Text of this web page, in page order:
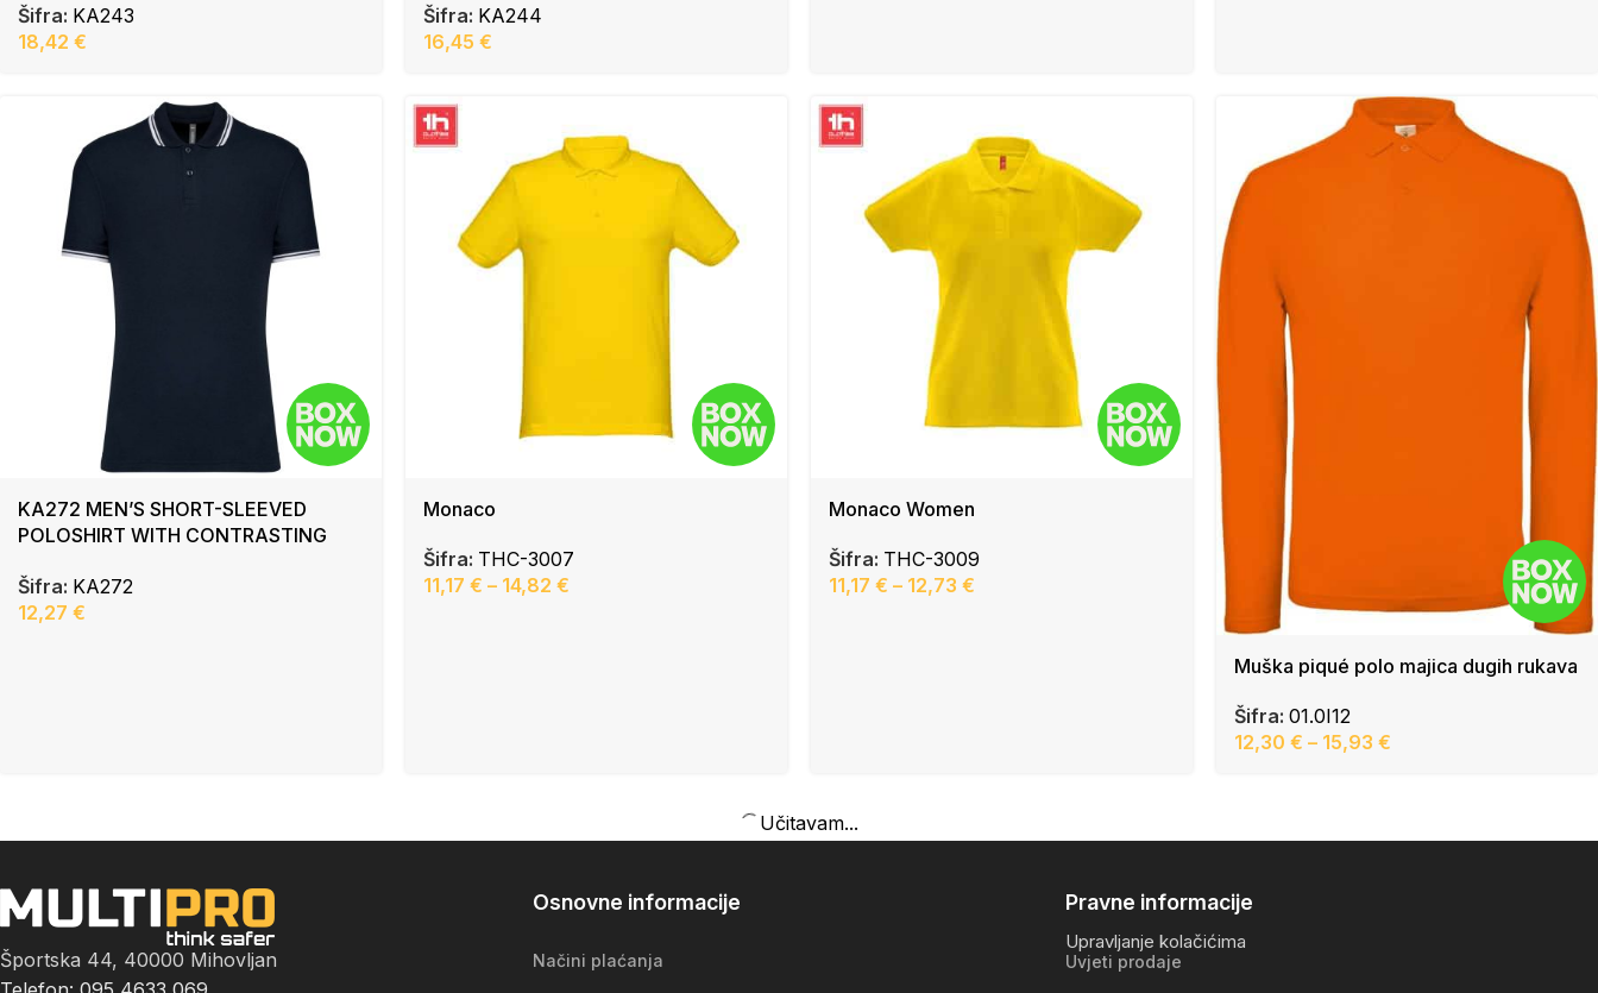
Šifra: KA243
18,42 €
Šifra: KA244
16,45 €
KA272 MEN’S SHORT-SLEEVED
POLOSHIRT WITH CONTRASTING
Šifra: KA272
12,27 €
Monaco
Šifra: THC-3007
11,17 € – 14,82 €
Monaco Women
Šifra: THC-3009
11,17 € – 12,73 €
Muška piqué polo majica dugih rukava
Šifra: 01.0I12
12,30 € – 15,93 €
Učitavam...
Športska 44, 40000 Mihovljan
Osnovne informacije
Načini plaćanja
Pravne informacije
Upravljanje kolačićima
Uvjeti prodaje